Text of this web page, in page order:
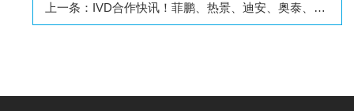
上一条： IVD合作快讯！菲鹏、热景、迪安、奥泰、活水快易准、华瑞同康